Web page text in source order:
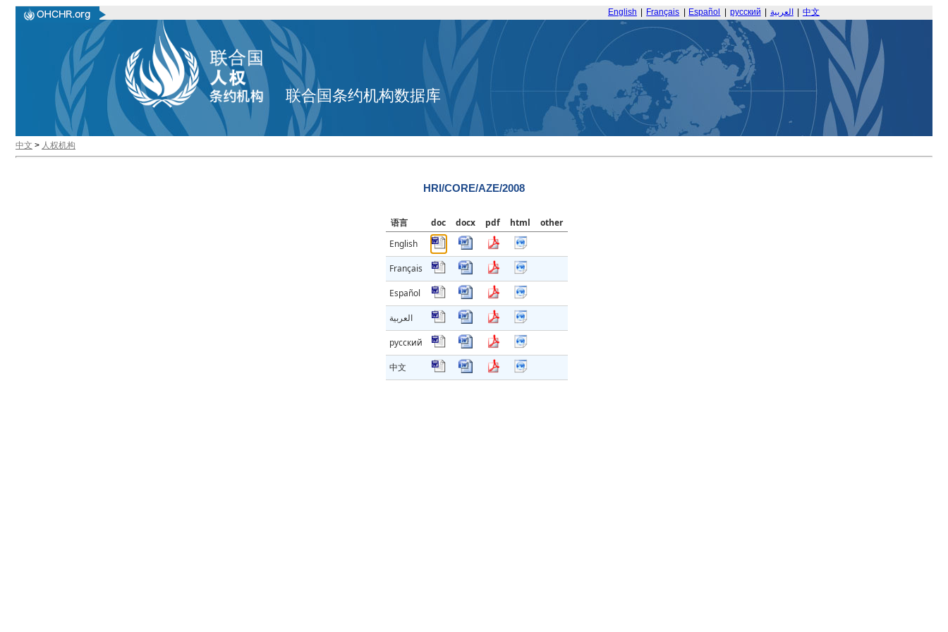
English Français Español русский العربية 中文
联合国条约机构数据库
中文 > 人权机构
HRI/CORE/AZE/2008
语言 doc docx pdf html
other
English
Français
Español
العربية
русский
中文